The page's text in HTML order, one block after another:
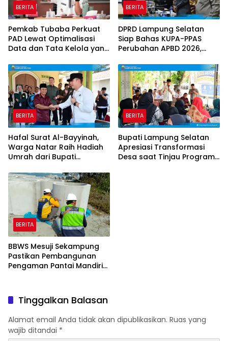
BERITA
Pemkab Tubaba Perkuat
PAD Lewat Optimalisasi
Data dan Tata Kelola yang
BERITA
DPRD Lampung Selatan
Siap Bahas KUPA-PPAS
Perubahan APBD 2026,
Jadi Prioritas
BERITA
Hafal Surat Al-Bayyinah,
Warga Natar Raih Hadiah
Umrah dari Bupati
BERITA
Bupati Lampung Selatan
Apresiasi Transformasi
Desa saat Tinjau Program
BERITA
BBWS Mesuji Sekampung
Pastikan Pembangunan
Pengaman Pantai Mandiri
Tinggalkan Balasan
Alamat email Anda tidak akan dipublikasikan. Ruas yang
wajib ditandai *